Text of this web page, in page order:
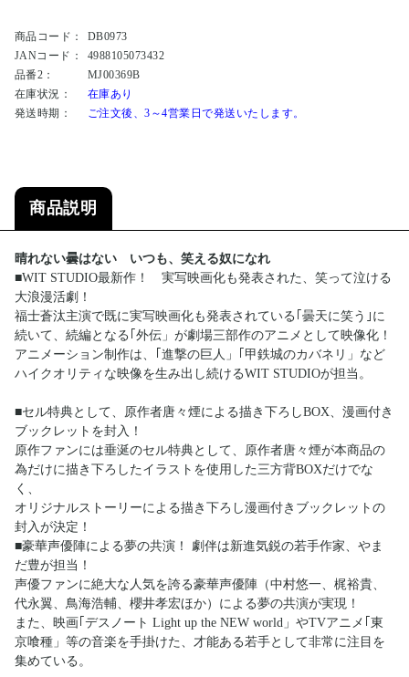
商品コード：
DB0973
JANコード：
4988105073432
品番2：
MJ00369B
在庫状況：
在庫あり
発送時期：
ご注文後、3～4営業日で発送いたします。
商品説明
晴れない曇はない いつも、笑える奴になれ
■WIT STUDIO最新作！ 実写映画化も発表された、笑って泣ける
大浪漫活劇！
福士蒼汰主演で既に実写映画化も発表されている｢曇天に笑う｣に
続いて、続編となる｢外伝」が劇場三部作のアニメとして映像化！
アニメーション制作は、｢進撃の巨人」｢甲鉄城のカバネリ」など
ハイクオリティな映像を生み出し続けるWIT STUDIOが担当。
■セル特典として、原作者唐々煙による描き下ろしBOX、漫画付き
ブックレットを封入！
原作ファンには垂涎のセル特典として、原作者唐々煙が本商品の
為だけに描き下ろしたイラストを使用した三方背BOXだけでな
く、
オリジナルストーリーによる描き下ろし漫画付きブックレットの
封入が決定！
■豪華声優陣による夢の共演！ 劇伴は新進気鋭の若手作家、やま
だ豊が担当！
声優ファンに絶大な人気を誇る豪華声優陣（中村悠一、梶裕貴、
代永翼、鳥海浩輔、櫻井孝宏ほか）による夢の共演が実現！
また、映画｢デスノート Light up the NEW world」やTVアニメ｢東
京喰種」等の音楽を手掛けた、才能ある若手として非常に注目を
集めている。